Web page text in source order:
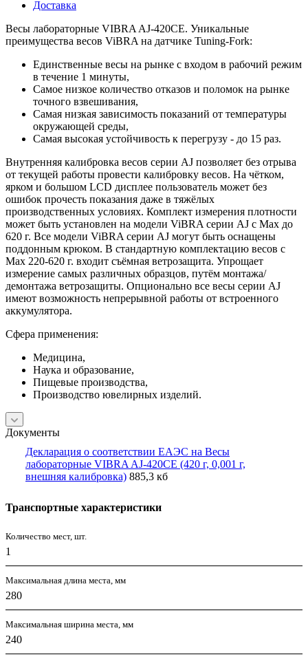
Доставка
Весы лабораторные VIBRA AJ-420CE. Уникальные
преимущества весов ViBRA на датчике Tuning-Fork:
Единственные весы на рынке с входом в рабочий режим
в течение 1 минуты,
Самое низкое количество отказов и поломок на рынке
точного взвешивания,
Самая низкая зависимость показаний от температуры
окружающей среды,
Самая высокая устойчивость к перегрузу - до 15 раз.
Внутренняя калибровка весов серии AJ позволяет без отрыва
от текущей работы провести калибровку весов. На чётком,
ярком и большом LCD дисплее пользователь может без
ошибок прочесть показания даже в тяжёлых
производственных условиях. Комплект измерения плотности
может быть установлен на модели ViBRA серии AJ с Max до
620 г. Все модели ViBRA серии AJ могут быть оснащены
поддонным крюком. В стандартную комплектацию весов с
Max 220-620 г. входит съёмная ветрозащита. Упрощает
измерение самых различных образцов, путём монтажа/
демонтажа ветрозащиты. Опционально все весы серии AJ
имеют возможность непрерывной работы от встроенного
аккумулятора.
Сфера применения:
Медицина,
Наука и образование,
Пищевые производства,
Производство ювелирных изделий.
Документы
Декларация о соответствии ЕАЭС на Весы
лабораторные VIBRA AJ-420CE (420 г, 0,001 г,
внешняя калибровка) 885,3 кб
Транспортные характеристики
Количество мест, шт.
1
Максимальная длина места, мм
280
Максимальная ширина места, мм
240